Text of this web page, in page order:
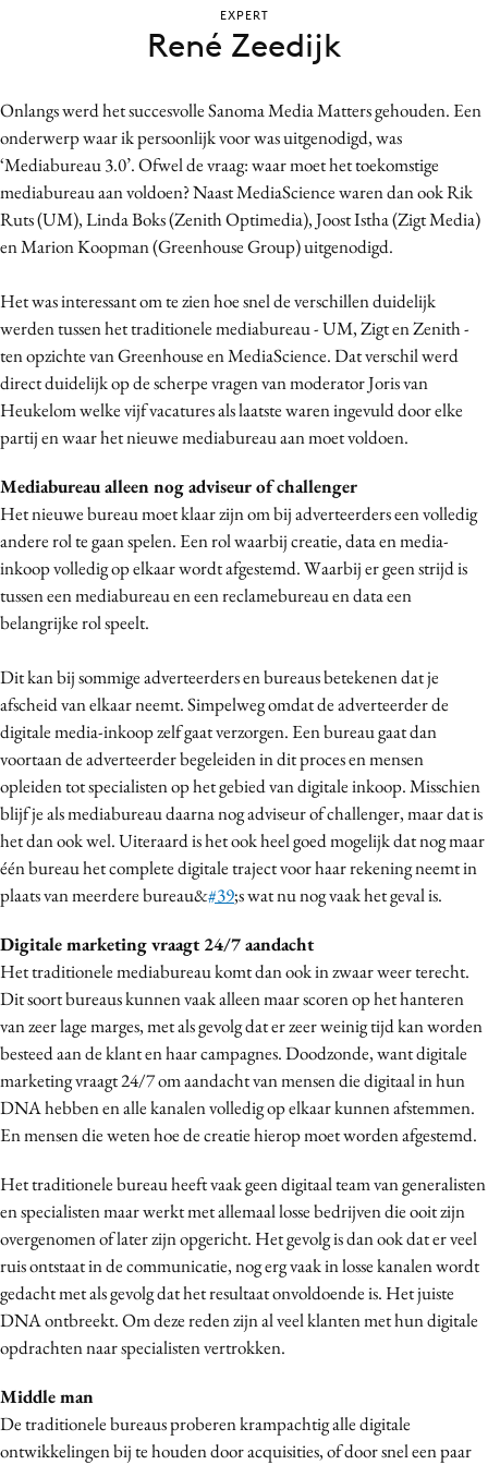
Contentmarketing
Craft
Customer Experience
Data & Insights
Design
Diversiteit
Effectiviteit
Gedragsverandering
Influencer marketing
Interne communicatie
Martech
Media
Merkstrategie
PR
Programmatic
Reputatie & crisis
Onlangs werd het succesvolle Sanoma Media Matters gehouden. Een
onderwerp waar ik persoonlijk voor was uitgenodigd, was
‘Mediabureau 3.0’. Ofwel de vraag: waar moet het toekomstige
mediabureau aan voldoen? Naast MediaScience waren dan ook Rik
Ruts (UM), Linda Boks (Zenith Optimedia), Joost Istha (Zigt Media)
en Marion Koopman (Greenhouse Group) uitgenodigd.
Het was interessant om te zien hoe snel de verschillen duidelijk
werden tussen het traditionele mediabureau - UM, Zigt en Zenith -
ten opzichte van Greenhouse en MediaScience. Dat verschil werd
direct duidelijk op de scherpe vragen van moderator Joris van
Heukelom welke vijf vacatures als laatste waren ingevuld door elke
partij en waar het nieuwe mediabureau aan moet voldoen.
Mediabureau alleen nog adviseur of challenger
Het nieuwe bureau moet klaar zijn om bij adverteerders een volledig
andere rol te gaan spelen. Een rol waarbij creatie, data en media-
inkoop volledig op elkaar wordt afgestemd. Waarbij er geen strijd is
tussen een mediabureau en een reclamebureau en data een
belangrijke rol speelt.
Dit kan bij sommige adverteerders en bureaus betekenen dat je
afscheid van elkaar neemt. Simpelweg omdat de adverteerder de
digitale media-inkoop zelf gaat verzorgen. Een bureau gaat dan
voortaan de adverteerder begeleiden in dit proces en mensen
opleiden tot specialisten op het gebied van digitale inkoop. Misschien
blijf je als mediabureau daarna nog adviseur of challenger, maar dat is
het dan ook wel. Uiteraard is het ook heel goed mogelijk dat nog maar
één bureau het complete digitale traject voor haar rekening neemt in
plaats van meerdere bureau&#39;s wat nu nog vaak het geval is.
Digitale marketing vraagt 24/7 aandacht
Het traditionele mediabureau komt dan ook in zwaar weer terecht.
Dit soort bureaus kunnen vaak alleen maar scoren op het hanteren
van zeer lage marges, met als gevolg dat er zeer weinig tijd kan worden
besteed aan de klant en haar campagnes. Doodzonde, want digitale
marketing vraagt 24/7 om aandacht van mensen die digitaal in hun
DNA hebben en alle kanalen volledig op elkaar kunnen afstemmen.
En mensen die weten hoe de creatie hierop moet worden afgestemd.
Het traditionele bureau heeft vaak geen digitaal team van generalisten
en specialisten maar werkt met allemaal losse bedrijven die ooit zijn
overgenomen of later zijn opgericht. Het gevolg is dan ook dat er veel
ruis ontstaat in de communicatie, nog erg vaak in losse kanalen wordt
gedacht met als gevolg dat het resultaat onvoldoende is. Het juiste
DNA ontbreekt. Om deze reden zijn al veel klanten met hun digitale
opdrachten naar specialisten vertrokken.
Middle man
De traditionele bureaus proberen krampachtig alle digitale
ontwikkelingen bij te houden door acquisities, of door snel een paar
EXPERT
René Zeedijk